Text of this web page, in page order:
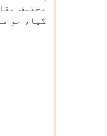
مختلف
گیا، جو